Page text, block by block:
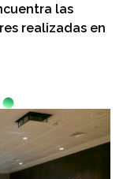
las
realizadas en